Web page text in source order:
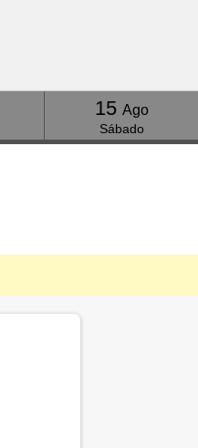
Click
15 Ago
Sábado